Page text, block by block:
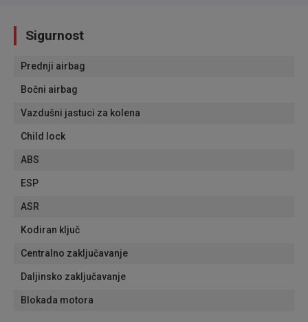
Sigurnost
Prednji airbag
Bočni airbag
Vazdušni jastuci za kolena
Child lock
ABS
ESP
ASR
Kodiran ključ
Centralno zaključavanje
Daljinsko zaključavanje
Blokada motora